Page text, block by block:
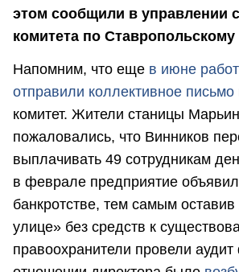
этом сообщили в управлении
комитета по
Напомним, что еще в июне
отправили коллективное письмо
комитет. Жители станицы
пожаловались, что Винников
выплачивать 49 сотрудникам
в феврале предприятие
банкротстве, тем самым
улице» без средств к
правоохранители провели